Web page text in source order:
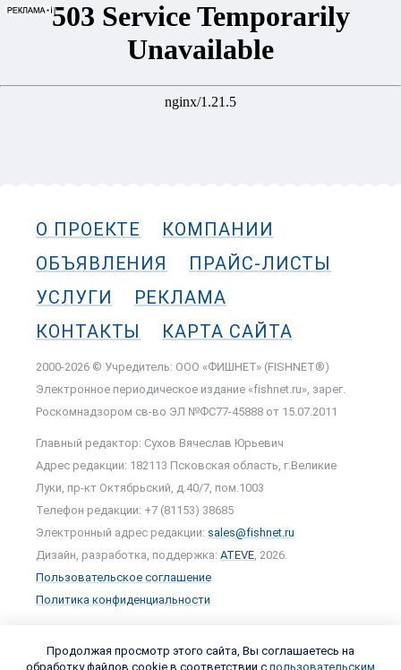
О ПРОЕКТЕ
КОМПАНИИ
ОБЪЯВЛЕНИЯ
ПРАЙС-ЛИСТЫ
УСЛУГИ
РЕКЛАМА
КОНТАКТЫ
КАРТА САЙТА
2000-2026 © Учредитель: ООО «ФИШНЕТ» (FISHNET®)
Электронное периодическое издание «fishnet.ru», зарег.
Роскомнадзором cв-во ЭЛ №ФС77-45888 от 15.07.2011
Главный редактор: Сухов Вячеслав Юрьевич
Адрес редакции: 182113 Псковская область, г.Великие
Луки, пр-кт Октябрьский, д.40/7, пом.1003
Телефон редакции: +7 (81153) 38685
Электронный адрес редакции: sales@fishnet.ru
Дизайн, разработка, поддержка: ATEVE , 2026.
Пользовательское соглашение
Политика конфиденциальности
Продолжая просмотр этого сайта, Вы соглашаетесь на
обработку файлов cookie в соответствии с пользовательским